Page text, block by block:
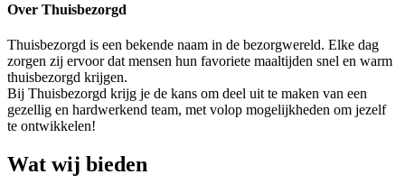
Over Thuisbezorgd
Thuisbezorgd is een bekende naam in de bezorgwereld. Elke dag
zorgen zij ervoor dat mensen hun favoriete maaltijden snel en warm
thuisbezorgd krijgen.
Bij Thuisbezorgd krijg je de kans om deel uit te maken van een
gezellig en hardwerkend team, met volop mogelijkheden om jezelf
te ontwikkelen!
Wat wij bieden